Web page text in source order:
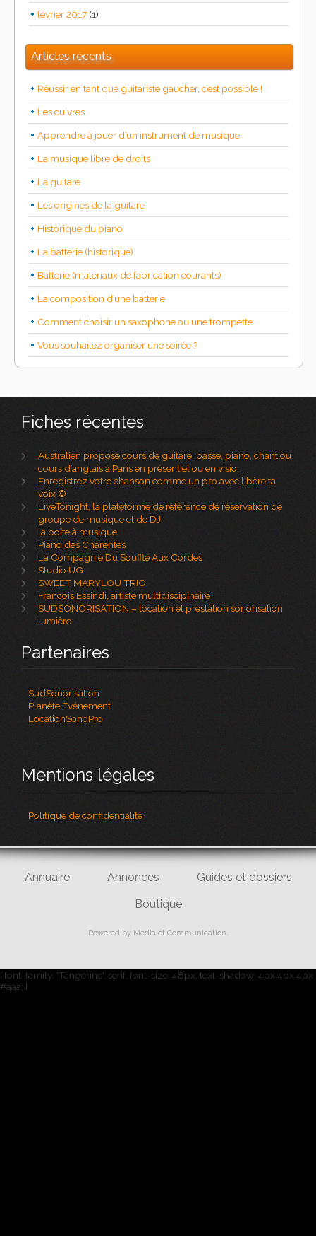
février 2017 (1)
Articles récents
Réussir en tant que guitariste gaucher, c’est possible !
Les cuivres
Apprendre à jouer d’un instrument de musique
La musique libre de droits
La guitare
Les origines de la guitare
Historique du piano
La batterie (historique)
Batterie (matériaux de fabrication courants)
La composition d’une batterie
Comment choisir un saxophone ou une trompette
Vous souhaitez organiser une soirée ?
Fiches récentes
Australien propose cours de guitare, basse, piano, chant ou
cours d’anglais à Paris en présentiel ou en visio.
Enregistrez votre chanson comme un pro avec libère ta
voix ©
LiveTonight, la plateforme de référence de réservation de
groupe de musique et de DJ
la boîte à musique
Piano des Charentes
La Compagnie Du Souffle Aux Cordes
Studio UG
SWEET MARYLOU TRIO
Francois Essindi, artiste multidiscipinaire
SUDSONORISATION – location et prestation sonorisation
lumière
Partenaires
SudSonorisation
Planète Evénement
LocationSonoPro
Mentions légales
Politique de confidentialité
Annuaire Annonces
Guides et dossiers
Boutique
Powered by Media et Communication.
{ font-family: 'Tangerine', serif; font-size: 48px; text-shadow: 4px 4px 4px
#aaa; }